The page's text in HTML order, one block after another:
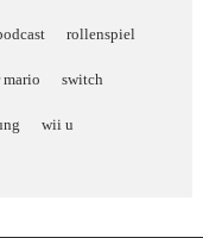
rollenspiel
mario switch
wii u